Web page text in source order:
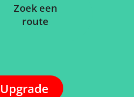
Zoek een
route
Upgrade